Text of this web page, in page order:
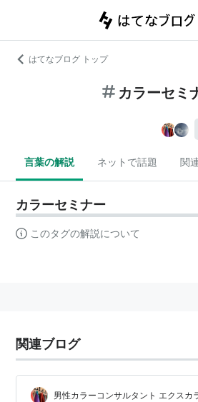
はてなブログ トップ
カラーセミ
言葉の解説 ネットで話題 関
カラーセミナー
このタグの解説について
関連ブログ
男性カラーコンサルタント エクスカ